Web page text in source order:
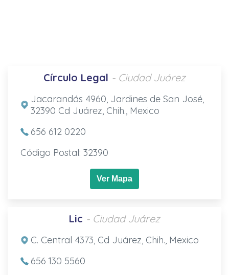
Círculo Legal - Ciudad Juárez
Jacarandás 4960, Jardines de San José,
32390 Cd Juárez, Chih., Mexico
656 612 0220
Código Postal: 32390
Ver Mapa
Lic - Ciudad Juárez
C. Central 4373, Cd Juárez, Chih., Mexico
656 130 5560